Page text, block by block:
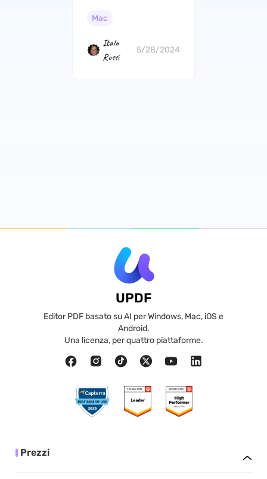
PDF su Mac
Mac
Italo
Rossi
5/28/2024
UPDF
Editor PDF basato su AI per Windows, Mac, iOS e
Android.
Una licenza, per quattro piattaforme.
Prezzi